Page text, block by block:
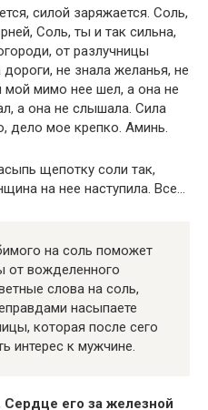
силой заряжается. Соль,
Соль, ты и так сильна,
от разлучницы
не знала желанья, не
мимо нее шел, а она не
а она не слышала. Сила
дело мое крепко. Аминь.
щепотку соли так,
на нее наступила. Все…
на соль поможет
от вожделенного
слова на соль,
насыпаете
которая после сего
интерес к мужчине.
его за железной